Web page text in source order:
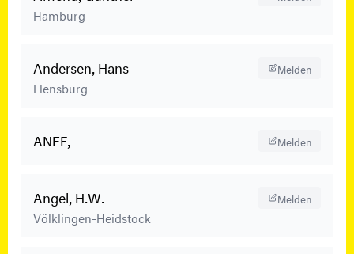
Hamburg
Andersen, Hans
Flensburg
Melden
ANEF, Melden
Angel, H.W.
Völklingen-Heidstock
Melden